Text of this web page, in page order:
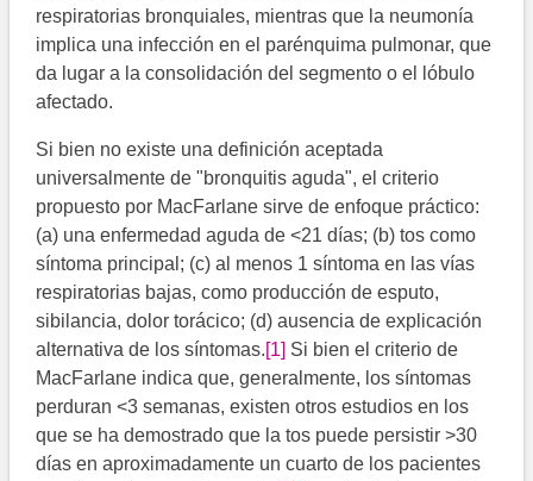
respiratorias bronquiales, mientras que la neumonía
implica una infección en el parénquima pulmonar, que
da lugar a la consolidación del segmento o el lóbulo
afectado.
Si bien no existe una definición aceptada
universalmente de "bronquitis aguda", el criterio
propuesto por MacFarlane sirve de enfoque práctico:
(a) una enfermedad aguda de <21 días; (b) tos como
síntoma principal; (c) al menos 1 síntoma en las vías
respiratorias bajas, como producción de esputo,
sibilancia, dolor torácico; (d) ausencia de explicación
alternativa de los síntomas.[1] Si bien el criterio de
MacFarlane indica que, generalmente, los síntomas
perduran <3 semanas, existen otros estudios en los
que se ha demostrado que la tos puede persistir >30
días en aproximadamente un cuarto de los pacientes